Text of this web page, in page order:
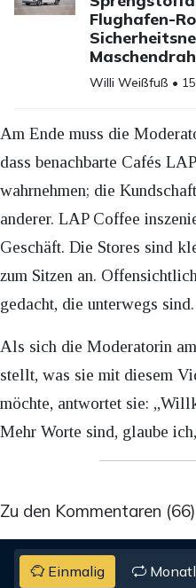
Flughafen-
Willi Weißfuß •
Am Ende muss die
dass benachbarte Cafés
wahrnehmen; die
anderer. LAP Coffee
Geschäft. Die Stores sind
zum Sitzen an.
gedacht, die unterwegs sind.
Als sich die Moderatorin
stellt, was sie mit diesem
möchte, antwortet sie:
Mehr Worte sind, glaube
Zu den Kommentaren (66)
Einmalig